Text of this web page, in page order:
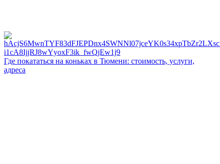
Где покататься на коньках в Тюмени: стоимость, услуги,
адреса